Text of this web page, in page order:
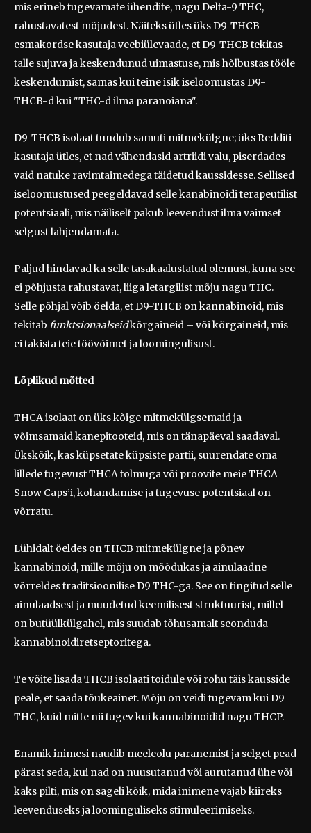
mis erineb tugevamate ühendite, nagu Delta-9 THC,
rahustavatest mõjudest. Näiteks ütles üks D9-THCB
esmakordse kasutaja veebiülevaade, et D9-THCB tekitas
talle sujuva ja keskendunud uimastuse, mis hõlbustas tööle
keskendumist, samas kui teine isik iseloomustas D9-
THCB-d kui "THC-d ilma paranoiana".
D9-THCB isolaat tundub samuti mitmekülgne; üks Redditi
kasutaja ütles, et nad vähendasid artriidi valu, piserdades
vaid natuke ravimtaimedega täidetud kaussidesse. Sellised
iseloomustused peegeldavad selle kanabinoidi terapeutilist
potentsiaali, mis näiliselt pakub leevendust ilma vaimset
selgust lahjendamata.
Paljud hindavad ka selle tasakaalustatud olemust, kuna see
ei põhjusta rahustavat, liiga letargilist mõju nagu THC.
Selle põhjal võib öelda, et D9-THCB on kannabinoid, mis
tekitab funktsionaalseidkõrgaineid – või kõrgaineid, mis
ei takista teie töövõimet ja loomingulisust.
Lõplikud mõtted
THCA isolaat on üks kõige mitmekülgsemaid ja
võimsamaid kanepitooteid, mis on tänapäeval saadaval.
Ükskõik, kas küpsetate küpsiste partii, suurendate oma
lillede tugevust THCA tolmuga või proovite meie THCA
Snow Caps’i, kohandamise ja tugevuse potentsiaal on
võrratu.
Lühidalt öeldes on THCB mitmekülgne ja põnev
kannabinoid, mille mõju on mõõdukas ja ainulaadne
võrreldes traditsioonilise D9 THC-ga. See on tingitud selle
ainulaadsest ja muudetud keemilisest struktuurist, millel
on butüülkülgahel, mis suudab tõhusamalt seonduda
kannabinoidiretseptoritega.
Te võite lisada THCB isolaati toidule või rohu täis kausside
peale, et saada tõukeainet. Mõju on veidi tugevam kui D9
THC, kuid mitte nii tugev kui kannabinoidid nagu THCP.
Enamik inimesi naudib meeleolu paranemist ja selget pead
pärast seda, kui nad on nuusutanud või aurutanud ühe või
kaks pilti, mis on sageli kõik, mida inimene vajab kiireks
leevenduseks ja loominguliseks stimuleerimiseks.